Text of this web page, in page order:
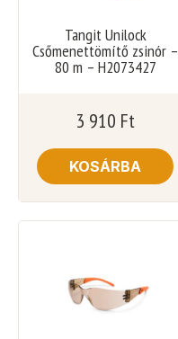
Tangit Unilock
Csőmenettömítő zsinór –
80 m – H2073427
3 910 Ft
KOSÁRBA